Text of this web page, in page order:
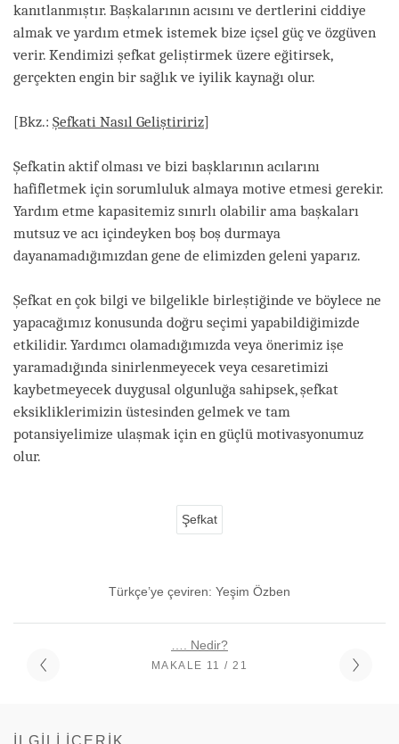
kanıtlanmıştır. Başkalarının acısını ve dertlerini ciddiye
almak ve yardım etmek istemek bize içsel güç ve özgüven
verir. Kendimizi şefkat geliştirmek üzere eğitirsek,
gerçekten engin bir sağlık ve iyilik kaynağı olur.
[Bkz.: Şefkati Nasıl Geliştiririz]
Şefkatin aktif olması ve bizi başklarının acılarını
hafifletmek için sorumluluk almaya motive etmesi gerekir.
Yardım etme kapasitemiz sınırlı olabilir ama başkaları
mutsuz ve acı içindeyken boş boş durmaya
dayanamadığımızdan gene de elimizden geleni yaparız.
Şefkat en çok bilgi ve bilgelikle birleştiğinde ve böylece ne
yapacağımız konusunda doğru seçimi yapabildiğimizde
etkilidir. Yardımcı olamadığımızda veya önerimiz işe
yaramadığında sinirlenmeyecek veya cesaretimizi
kaybetmeyecek duygusal olgunluğa sahipsek, şefkat
eksikliklerimizin üstesinden gelmek ve tam
potansiyelimize ulaşmak için en güçlü motivasyonumuz
olur.
Şefkat
Türkçe’ye çeviren: Yeşim Özben
…. Nedir?
MAKALE 11 / 21
İLGILI İÇERIK